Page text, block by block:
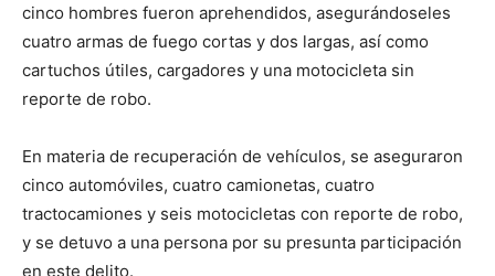
cinco hombres fueron aprehendidos, asegurándoseles
cuatro armas de fuego cortas y dos largas, así como
cartuchos útiles, cargadores y una motocicleta sin
reporte de robo.
En materia de recuperación de vehículos, se aseguraron
cinco automóviles, cuatro camionetas, cuatro
tractocamiones y seis motocicletas con reporte de robo,
y se detuvo a una persona por su presunta participación
en este delito.